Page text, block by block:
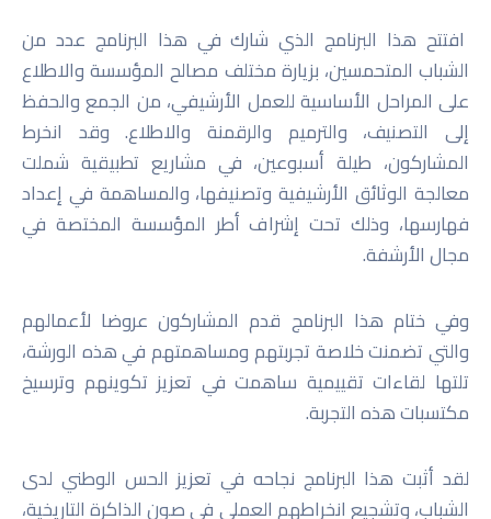
افتتح هذا البرنامج الذي شارك في هذا البرنامج عدد من
الشباب المتحمسين، بزيارة مختلف مصالح المؤسسة والاطلاع
على المراحل الأساسية للعمل الأرشيفي، من الجمع والحفظ
إلى التصنيف، والترميم والرقمنة والاطلاع. وقد انخرط
المشاركون، طيلة أسبوعين، في مشاريع تطبيقية شملت
معالجة الوثائق الأرشيفية وتصنيفها، والمساهمة في إعداد
فهارسها، وذلك تحت إشراف أطر المؤسسة المختصة في
مجال الأرشفة.
وفي ختام هذا البرنامج قدم المشاركون عروضا لأعمالهم
والتي تضمنت خلاصة تجربتهم ومساهمتهم في هذه الورشة،
تلتها لقاءات تقييمية ساهمت في تعزيز تكوينهم وترسيخ
مكتسبات هذه التجربة.
لقد أثبت هذا البرنامج نجاحه في تعزيز الحس الوطني لدى
الشباب، وتشجيع انخراطهم العملي في صون الذاكرة التاريخية،